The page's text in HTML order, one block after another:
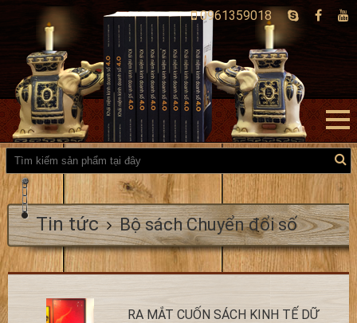
0961359018
Tin tức Bộ sách Chuyển đổi số
RA MẮT CUỐN SÁCH KINH TẾ DỮ